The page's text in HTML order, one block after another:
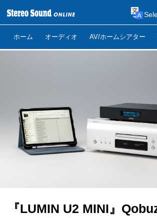
ホーム オーディオ AV/ホームシアター
『LUMIN U2 MINI』